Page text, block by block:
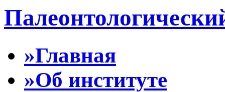
»Главная
»Об институте